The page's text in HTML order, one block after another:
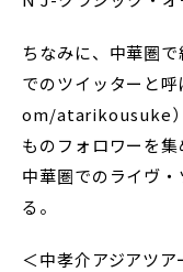
ちなみに、中華圏
でのツイッターと
om/atarikousuke）
ものフォロワーを集
中華圏でのライヴ
る。
＜中孝介アジアツア